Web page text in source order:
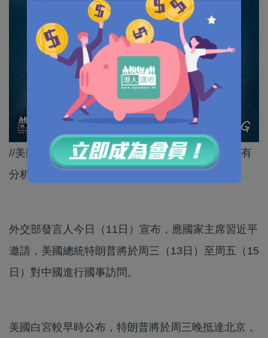
//美國對伊朗嘅戰爭仲未結束，特朗普今次訪華，有
分析就指佢係嚟中國求救，大家又點睇？//
外交部發言人今日（11日）宣布，應國家主席習近平
邀請，美國總統特朗普將於周三（13日）至周五（15
日）對中國進行國事訪問。
美國白宮較早時公布，特朗普將於周三晚抵達北京，